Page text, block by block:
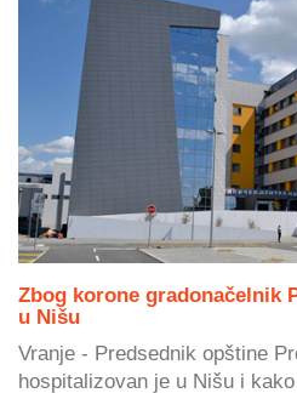
Zbog korone gradonačelnik
u Nišu
Vranje - Predsednik opštine
hospitalizovan je u Nišu i